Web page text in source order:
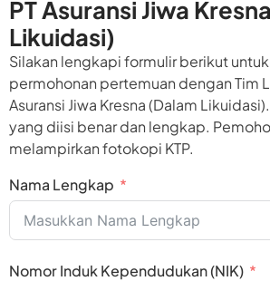
PT Asuransi Jiwa
Likuidasi)
Silakan lengkapi formulir berikut
permohonan pertemuan dengan Tim
Asuransi Jiwa Kresna (Dalam
yang diisi benar dan lengkap.
melampirkan fotokopi KTP.
Nama Lengkap
Nomor Induk Kependudukan (NIK)